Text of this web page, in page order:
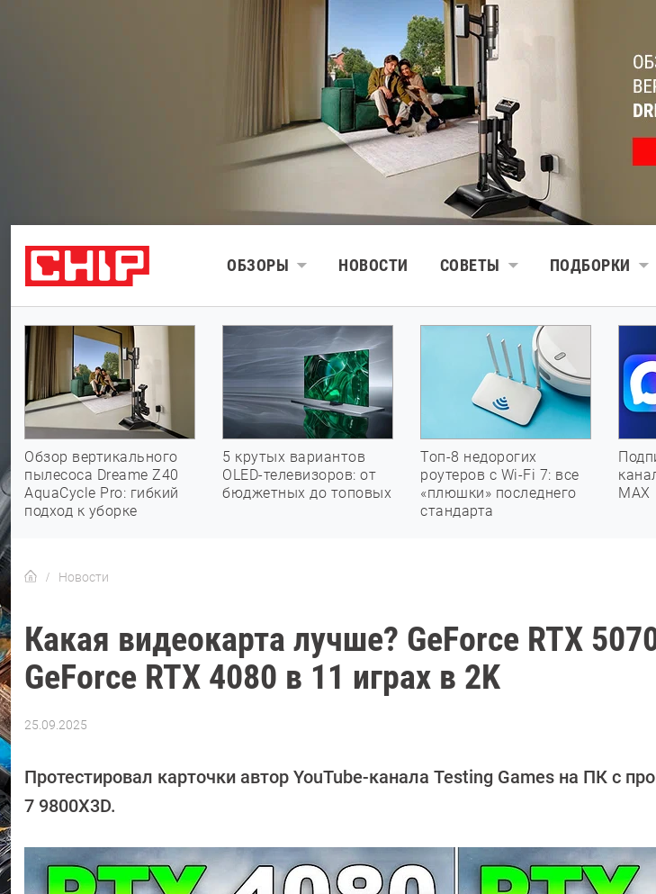
ОБЗОРЫ НОВОСТИ СОВЕТЫ ПОДБОРКИ
Обзор вертикального
пылесоса Dreame Z40
AquaCycle Pro: гибкий
подход к уборке
5 крутых вариантов
OLED-телевизоров: от
бюджетных до топовых
Топ-8 недорогих
роутеров с Wi-Fi 7: все
«плюшки» последнего
стандарта
МАХ
Новости
Какая видеокарта лучше? GeForce RTX
GeForce RTX 4080 в 11 играх в 2K
25.09.2025
Калашников
Протестировал карточки автор YouTube-канала Testing Games на ПК с
7 9800X3D.